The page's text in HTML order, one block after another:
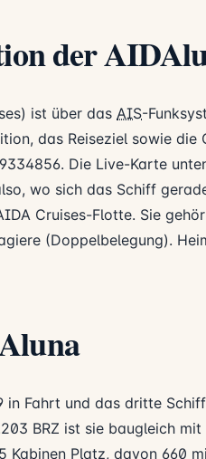
der
ist über das AIS-
das Reiseziel sowie die
Die Live-Karte
wo sich das Schiff
Cruises-Flotte. Sie
(Doppelbelegung).
in Fahrt und das dritte
BRZ ist sie baugleich
Kabinen Platz, davon 660